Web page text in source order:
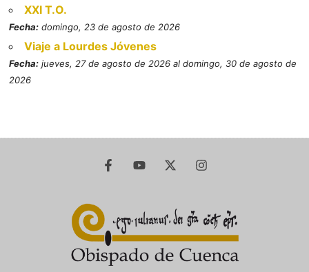
XXI T.O.
Fecha: domingo, 23 de agosto de 2026
Viaje a Lourdes Jóvenes
Fecha: jueves, 27 de agosto de 2026 al domingo, 30 de agosto de
2026